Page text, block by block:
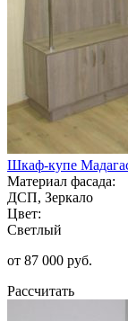
Шкаф-купе
Материал фасада:
ДСП, Зеркало
Цвет:
Светлый
от 87 000 руб.
Рассчитать